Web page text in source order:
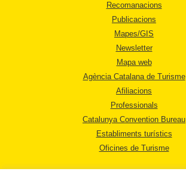
Recomanacions
Publicacions
Mapes/GIS
Newsletter
Mapa web
Agència Catalana de Turisme
Afiliacions
Professionals
Catalunya Convention Bureau
Establiments turístics
Oficines de Turisme